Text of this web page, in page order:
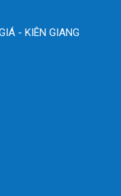
- KIÊN GIANG